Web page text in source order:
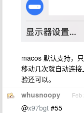
macos 默认支持，
移动几次就自动连
验还可以。
whusnoopy Feb
@x97bgt #55